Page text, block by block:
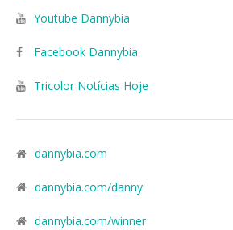
Youtube Dannybia
Facebook Dannybia
Tricolor Notícias Hoje
dannybia.com
dannybia.com/danny
dannybia.com/winner